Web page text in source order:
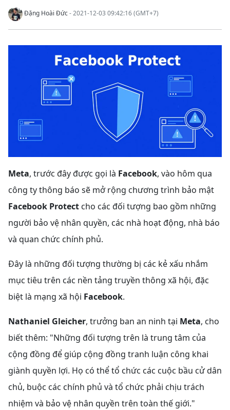
Đặng Hoài Đức- 2021-12-03 09:42:16 (GMT+7)
Meta, trước đây được gọi là Facebook, vào hôm qua
công ty thông báo sẽ mở rộng chương trình bảo mật
Facebook Protect cho các đối tượng bao gồm những
người bảo vệ nhân quyền, các nhà hoạt động, nhà báo
và quan chức chính phủ.
Đây là những đối tượng thường bị các kẻ xấu nhắm
mục tiêu trên các nền tảng truyền thông xã hội, đặc
biệt là mạng xã hội Facebook.
Nathaniel Gleicher, trưởng ban an ninh tại Meta, cho
biết thêm: "Những đối tượng trên là trung tâm của
cộng đồng để giúp cộng đồng tranh luận công khai
giành quyền lợi. Họ có thể tổ chức các cuộc bầu cử dân
chủ, buộc các chính phủ và tổ chức phải chịu trách
nhiệm và bảo vệ nhân quyền trên toàn thế giới."